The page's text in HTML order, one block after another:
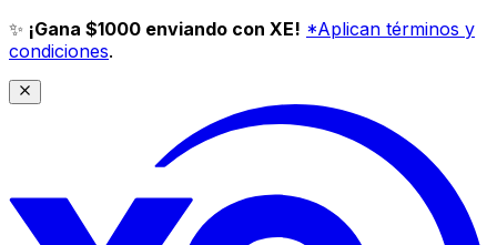
✨ ¡Gana $1000 enviando con XE! *Aplican términos y
condiciones.